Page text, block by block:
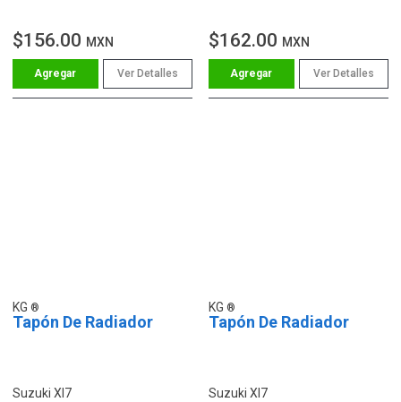
$156.00 MXN
Ver Detalles
$162.00 MXN
Ver Detalles
KG
Tapón De Radiador
Suzuki Xl7
KG
Tapón De Radiador
Suzuki Xl7